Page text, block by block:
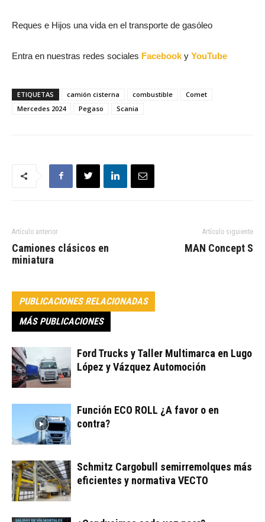
Reques e Hijos una vida en el transporte de gasóleo
Entra en nuestras redes sociales Facebook y YouTube
ETIQUETAS camión cisterna combustible
Comet
Mercedes 2024
Pegaso Scania
Artículo anterior
Camiones clásicos en
miniatura
Artículo siguiente
MAN Concept S
PUBLICACIONES RELACIONADAS
MÁS PUBLICACIONES
Ford Trucks y Taller Multimarca en Lugo
López y Vázquez Automoción
Función ECO ROLL ¿A favor o en
contra?
Schmitz Cargobull semirremolques más
eficientes y normativa VECTO